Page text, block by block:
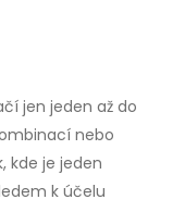
jen jeden až do
nebo
kde je jeden
k účelu